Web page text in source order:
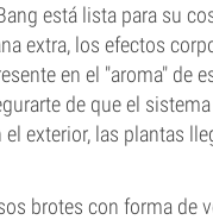
está lista para su
extra, los efectos
en el "aroma" de
de que el
exterior, las plantas
brotes con forma